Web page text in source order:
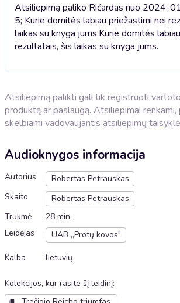
Atsiliepimą paliko Ričardas nuo 2024-
5; Kurie domitės labiau priežastimi nei
laikas su knyga jums.Kurie domitės
rezultatais, šis laikas su knyga jums.
Atsiliepimą palikti gali tik registruoti
produktą ar paslaugą. Atsiliepimai renkami,
skelbiami vadovaujantis atsiliepimų
Audioknygos informacija
Autorius
Robertas Petrauskas
Skaito
Robertas Petrauskas
Trukmė
28 min.
Leidėjas
UAB „Protų kovos"
Kalba lietuvių
Kolekcijos, kur rasite šį leidinį: